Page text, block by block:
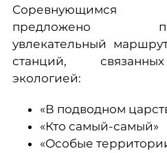
Соревнующимся
предложено
увлекательный
станций,
экологией:
«В подводном
«Кто самый-самый»
«Особые